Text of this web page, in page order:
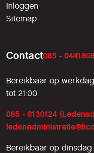
Inloggen
Sitemap
Contact085 -
Bereikbaar op
tot 21:00
085 - 0130124
Bereikbaar op dinsdag